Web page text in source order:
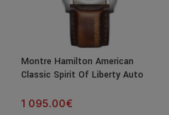
Montre Hamilton American
Classic Spirit Of Liberty Auto
1 095.00€